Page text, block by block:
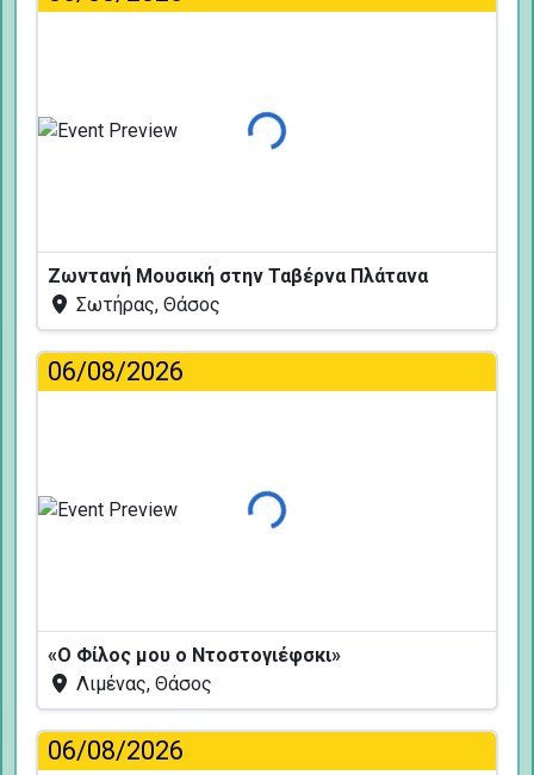
Φόρτωση...
Ζωντανή Μουσική στην Ταβέρνα Πλάτανα
Σωτήρας, Θάσος
06/08/2026
Φόρτωση...
«Ο Φίλος μου ο Ντοστογιέφσκι»
Λιμένας, Θάσος
06/08/2026